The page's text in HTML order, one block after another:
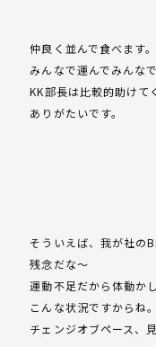
仲良く並んで食べます。
みんなで運んでみんなで
KK部長は比較的助けて
ありがたいです。
そういえば、我が社の
残念だな～
運動不足だから体動か
こんな状況ですからね。
チェンジオブペース、